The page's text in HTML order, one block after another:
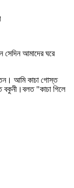
সেদিন আমাদের ঘরে
আমি কাচা গোস্ত
বকুনী।বলত "কাচা গিলে